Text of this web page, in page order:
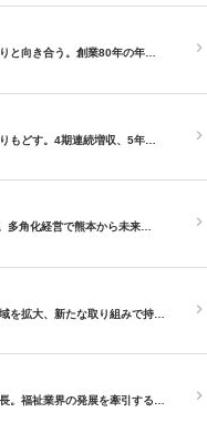
と向き合う。創業80年の年…
もどす。4期連続増収、5年…
多角化経営で熊本から未来…
を拡大、新たな取り組みで持…
。福祉業界の発展を牽引する…